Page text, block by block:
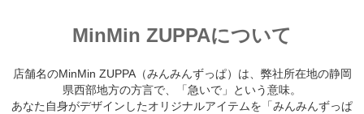
MinMin ZUPPAについて
店舗名のMinMin ZUPPA（みんみんずっぱ）は、弊社所在地の静岡
県西部地方の方言で、「急いで」という意味。
あなた自身がデザインしたオリジナルアイテムを「みんみんずっぱ